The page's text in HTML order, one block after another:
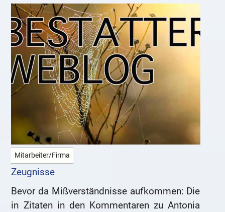
Mitarbeiter/Firma
Zeugnisse
Bevor da Mißverständnisse aufkommen: Die
in Zitaten in den Kommentaren zu Antonia